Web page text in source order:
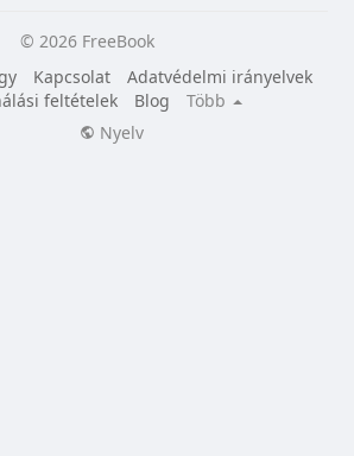
© 2026 FreeBook
Kapcsolat
Adatvédelmi irányelvek
feltételek
Blog
Több
Nyelv